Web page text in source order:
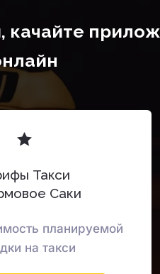
Такси
Саки
планируемой
на такси